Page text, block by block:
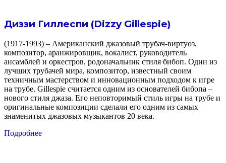
Диззи Гиллеспи (Dizzy Gillespie)
(1917-1993) – Американский джазовый трубач-виртуоз,
композитор, аранжировщик, вокалист, руководитель
ансамблей и оркестров, родоначальник стиля бибоп. Один из
лучших трубачей мира, композитор, известный своим
техничным мастерством и инновационным подходом к игре
на трубе. Gillespie считается одним из основателей бибопа –
нового стиля джаза. Его неповторимый стиль игры на трубе и
оригинальные композиции сделали его одним из самых
знаменитых джазовых музыкантов 20 века.
Подробнее